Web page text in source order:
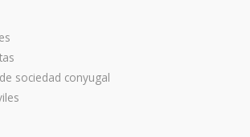
sociedad conyugal